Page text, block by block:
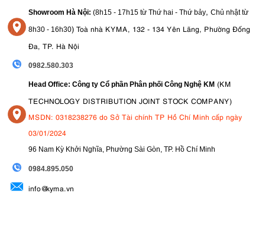
Showroom Hà Nội: (8h15 - 17h15 từ Thứ hai - Thứ bảy, Chủ nhật từ
8h30 - 16h30) Toà nhà KYMA, 132 - 134 Yên Lãng, Phường Đống
Đa, TP. Hà Nội
0982.580.303
Head Office: Công ty Cổ phần Phân phối Công Nghệ KM (KM
TECHNOLOGY DISTRIBUTION JOINT STOCK COMPANY)
MSDN: 0318238276 do Sở Tài chính TP Hồ Chí Minh cấp ngày
03/01/2024
96 Nam Kỳ Khởi Nghĩa, Phường Sài Gòn, TP. Hồ Chí Minh
0984.895.050
info@kyma.vn